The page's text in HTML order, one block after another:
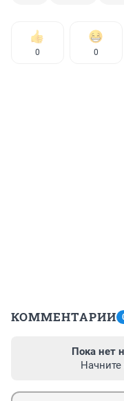
0 0
КОММЕНТАРИИ
Пока нет